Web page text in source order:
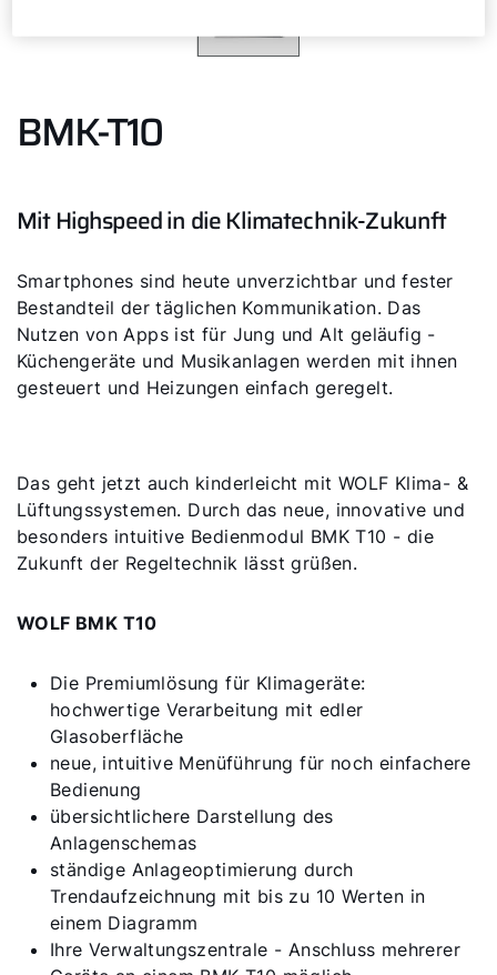
BMK-T10
Mit Highspeed in die Klimatechnik-Zukunft
Smartphones sind heute unverzichtbar und fester
Bestandteil der täglichen Kommunikation. Das
Nutzen von Apps ist für Jung und Alt geläufig -
Küchengeräte und Musikanlagen werden mit ihnen
gesteuert und Heizungen einfach geregelt.
Das geht jetzt auch kinderleicht mit WOLF Klima- &
Lüftungssystemen. Durch das neue, innovative und
besonders intuitive Bedienmodul BMK T10 - die
Zukunft der Regeltechnik lässt grüßen.
WOLF BMK T10
Die Premiumlösung für Klimageräte:
hochwertige Verarbeitung mit edler
Glasoberfläche
neue, intuitive Menüführung für noch einfachere
Bedienung
übersichtlichere Darstellung des
Anlagenschemas
ständige Anlageoptimierung durch
Trendaufzeichnung mit bis zu 10 Werten in
einem Diagramm
Ihre Verwaltungszentrale - Anschluss mehrerer